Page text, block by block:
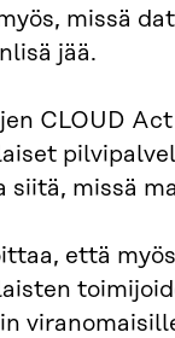
missä
jää.
CLOUD
siitä, missä
että